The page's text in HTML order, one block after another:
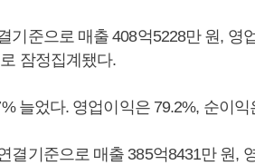
기준으로 매출 408억5228만 원, 영
잠정집계됐다.
늘었다. 영업이익은 79.2%, 순이익
결기준으로 매출 385억8431만 원,